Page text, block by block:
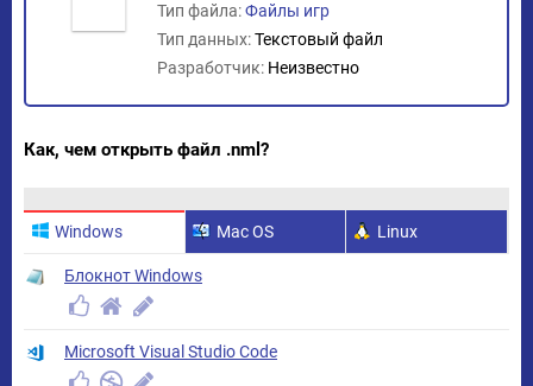
Тип файла:Файлы игр
Тип данных:Текстовый файл
Разработчик: Неизвестно
Как, чем открыть файл .nml?
Windows Mac OS Linux
Блокнот Windows
Microsoft Visual Studio Code